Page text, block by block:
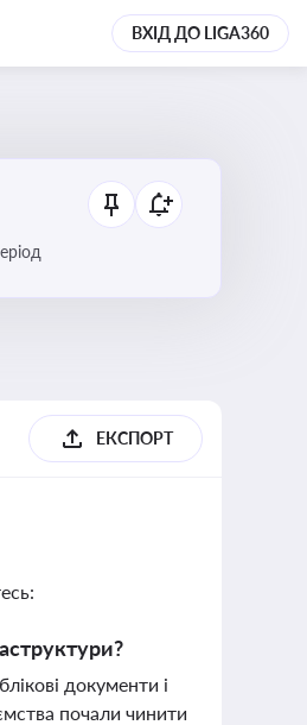
ВХІД ДО LIGA360
ЕКСПОРТ
документи і
почали чинити